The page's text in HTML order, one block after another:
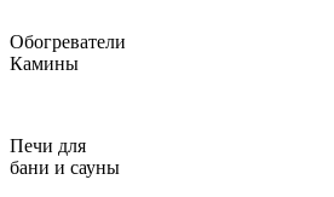
Обогреватели
Камины
Печи для
бани и сауны